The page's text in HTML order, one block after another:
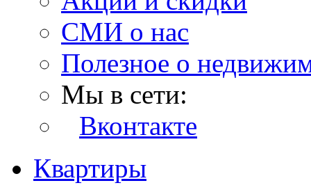
СМИ о нас
Полезное о
Мы в сети:
Вконтакте
Квартиры